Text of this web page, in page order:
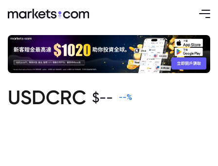
USDCRC $-- --%